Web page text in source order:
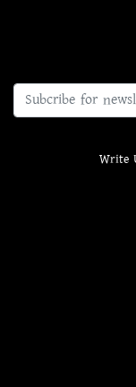
Write